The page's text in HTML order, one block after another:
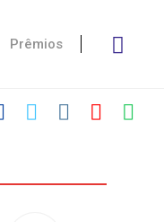
Prêmios